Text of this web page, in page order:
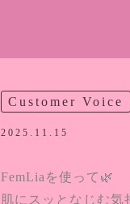
Customer Voice
2025.11.15
FemLiaを使って🌿
肌にスッとなじむ